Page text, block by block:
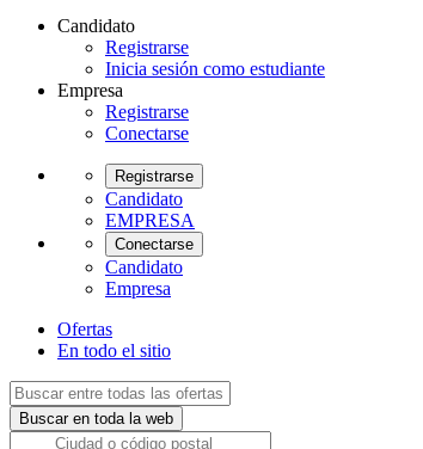
Candidato
Registrarse
Inicia sesión como estudiante
Empresa
Registrarse
Conectarse
Registrarse
Candidato
EMPRESA
Conectarse
Candidato
Empresa
Ofertas
En todo el sitio